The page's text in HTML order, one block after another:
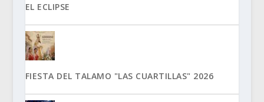
EL ECLIPSE
FIESTA DEL TALAMO "LAS CUARTILLAS" 2026